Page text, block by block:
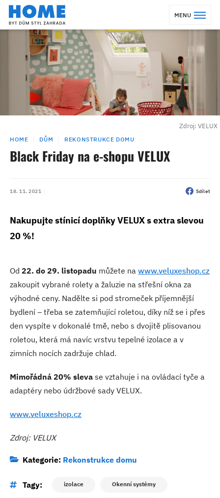
MENU
Zdroj: VELUX
HOME DŮM REKONSTRUKCE DOMU
Black Friday na e-shopu VELUX
18. 11. 2021 Sdílet
Nakupujte stínicí doplňky VELUX s extra slevou
20 %!
Od 22. do 29. listopadu můžete na www.veluxeshop.cz
zakoupit vybrané rolety a žaluzie na střešní okna za
výhodné ceny. Nadělte si pod stromeček příjemnější
bydlení – třeba se zatemňující roletou, díky níž se i přes
den vyspíte v dokonalé tmě, nebo s dvojitě plisovanou
roletou, která má navíc vrstvu tepelné izolace a v
zimních nocích zadržuje chlad.
Mimořádná 20% sleva se vztahuje i na ovládací tyče a
adaptéry nebo údržbové sady VELUX.
www.veluxeshop.cz
Zdroj: VELUX
Kategorie: Rekonstrukce domu
Tagy: izolace Okenní systémy